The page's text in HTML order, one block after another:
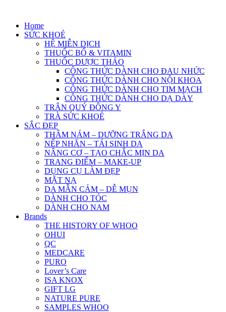
contentHome
SỨC KHOẺ
HỆ MIỄN DỊCH
THUỐC BỔ & VITAMIN
THUỐC DƯỢC THẢO
CÔNG THỨC DÀNH CHO ĐAU NHỨC
CÔNG THỨC DÀNH CHO NỘI KHOA
CÔNG THỨC DÀNH CHO TIM MẠCH
CÔNG THỨC DÀNH CHO DẠ DÀY
TRÂN QUÝ ĐÔNG Y
TRÀ SỨC KHOẺ
SẮC ĐẸP
THÂM NÁM – DƯỠNG TRẮNG DA
NẾP NHĂN – TÁI SINH DA
NÂNG CƠ – TẠO CHẮC MỊN DA
TRANG ĐIỂM – MAKE-UP
DỤNG CỤ LÀM ĐẸP
MẶT NẠ
DA MẪN CẢM – DỄ MỤN
DÀNH CHO TÓC
DÀNH CHO NAM
Brands
THE HISTORY OF WHOO
OHUI
QC
MEDCARE
PURO
Lover’s Care
ISA KNOX
GIFT LG
NATURE PURE
SAMPLES WHOO